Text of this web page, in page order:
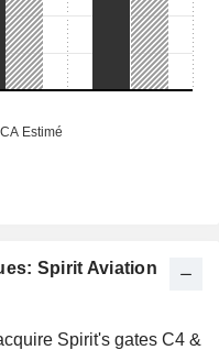
Spirit Aviation
Spirit's gates C4 &